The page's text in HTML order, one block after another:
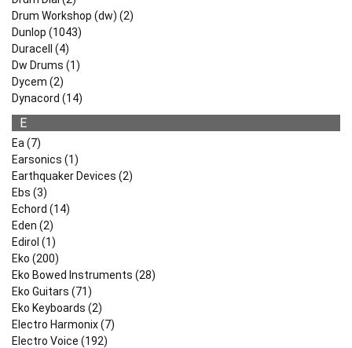
Drum Workshop (dw) (2)
Dunlop (1043)
Duracell (4)
Dw Drums (1)
Dycem (2)
Dynacord (14)
E
Ea (7)
Earsonics (1)
Earthquaker Devices (2)
Ebs (3)
Echord (14)
Eden (2)
Edirol (1)
Eko (200)
Eko Bowed Instruments (28)
Eko Guitars (71)
Eko Keyboards (2)
Electro Harmonix (7)
Electro Voice (192)